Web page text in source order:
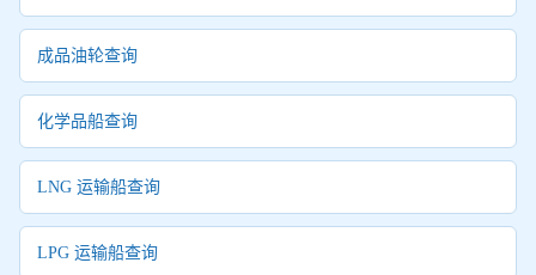
成品油轮查询
化学品船查询
LNG 运输船查询
LPG 运输船查询